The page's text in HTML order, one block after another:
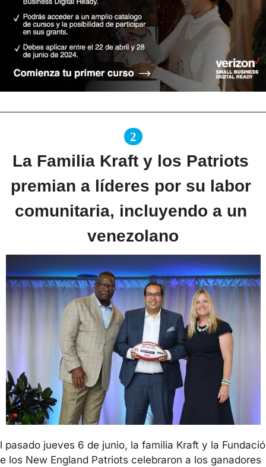
2
La Familia Kraft y los Patriots
premian a líderes por su labor
comunitaria, incluyendo a un
venezolano
pasado jueves 6 de junio, la familia Kraft y la
los New England Patriots celebraron a los ganadores